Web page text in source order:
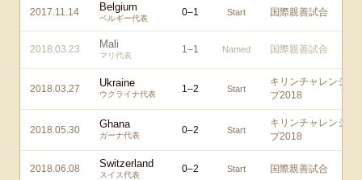
2017.11.14 Belgium
ベルギー代表
0–1 Start 国際親善試合
2018.03.23 Mali
マリ代表
1–1 Named 国際親善試合
2018.03.27 Ukraine
ウクライナ代表 1–2 Start
キリンチャレンジカ
プ2018
2018.05.30 Ghana
ガーナ代表 0–2 Start
キリンチャレンジカ
プ2018
2018.06.08 Switzerland
スイス代表
0–2 Start 国際親善試合